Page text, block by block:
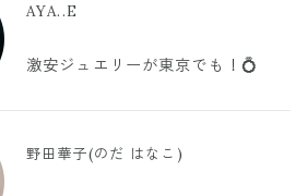
AYA..E
激安ジュエリーが東京でも！💍
野田華子(のだ はなこ)